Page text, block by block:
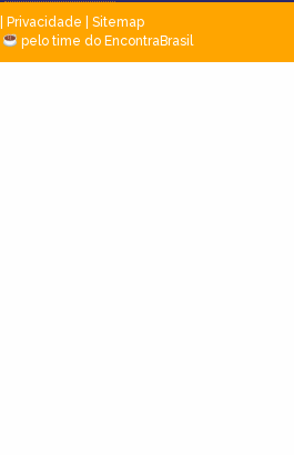
Privacidade
Sitemap
pelo time do EncontraBrasil